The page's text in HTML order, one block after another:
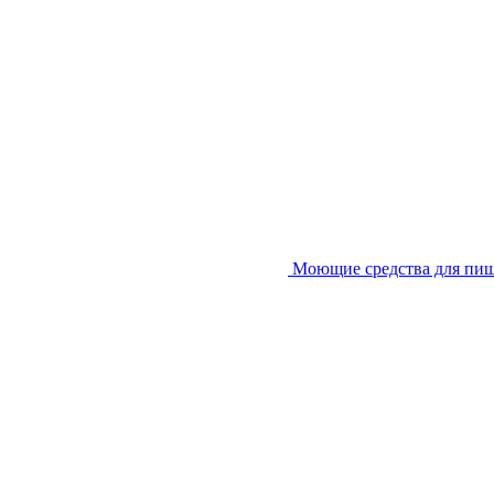
Моющие средства для